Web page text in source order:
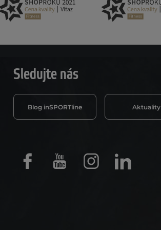
Sledujte nás
Blog inSPORTline Aktuality
FacebookYoutube InstagramLinkedIn